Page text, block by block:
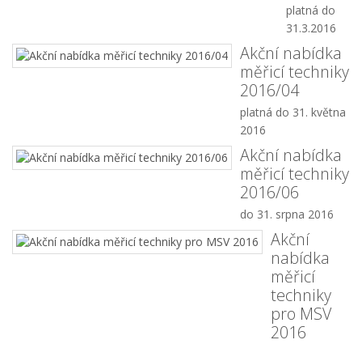
platná do
31.3.2016
Akční nabídka
měřicí techniky
2016/04
platná do 31. května
2016
Akční nabídka
měřicí techniky
2016/06
do 31. srpna 2016
Akční
nabídka
měřicí
techniky
pro MSV
2016